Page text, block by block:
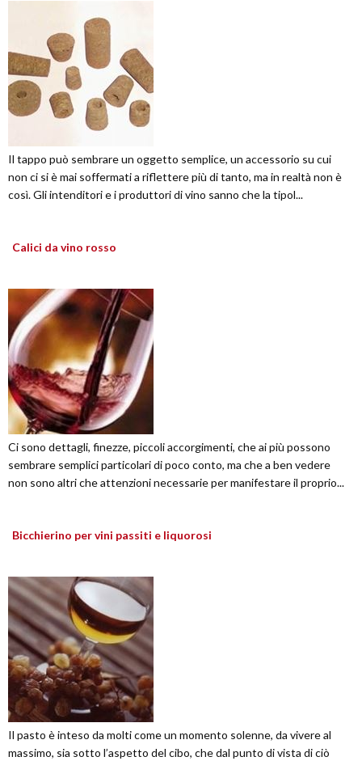
Il tappo può sembrare un oggetto semplice, un accessorio su cui
non ci si è mai soffermati a riflettere più di tanto, ma in realtà non è
così. Gli intenditori e i produttori di vino sanno che la tipol...
Calici da vino rosso
Ci sono dettagli, finezze, piccoli accorgimenti, che ai più possono
sembrare semplici particolari di poco conto, ma che a ben vedere
non sono altri che attenzioni necessarie per manifestare il proprio...
Bicchierino per vini passiti e liquorosi
Il pasto è inteso da molti come un momento solenne, da vivere al
massimo, sia sotto l’aspetto del cibo, che dal punto di vista di ciò